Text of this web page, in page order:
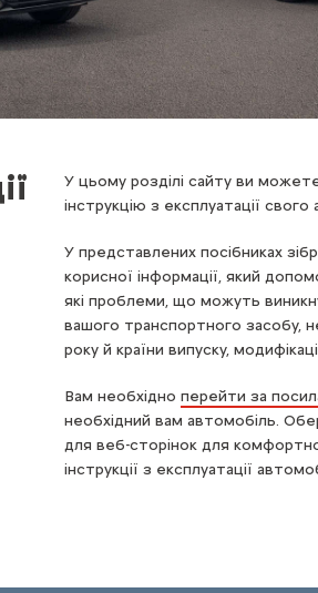
У цьому розділі сайту ви
інструкцію з експлуатації свого
У представлених посібниках
корисної інформації, який
які проблеми, що можуть
вашого транспортного засобу,
року й країни випуску,
Вам необхідно перейти за
необхідний вам автомобіль.
для веб-сторінок для
інструкції з експлуатації